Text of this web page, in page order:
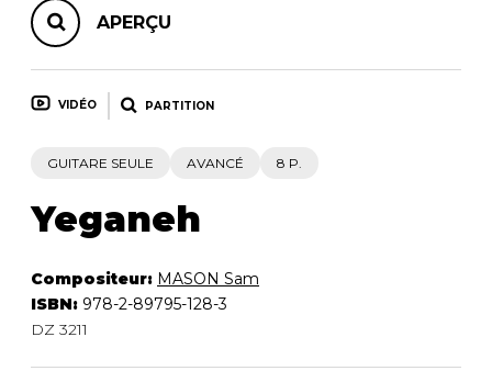
APERÇU
VIDÉO PARTITION
GUITARE SEULE AVANCÉ 8 P.
Yeganeh
Compositeur: MASON Sam
ISBN: 978-2-89795-128-3
DZ 3211